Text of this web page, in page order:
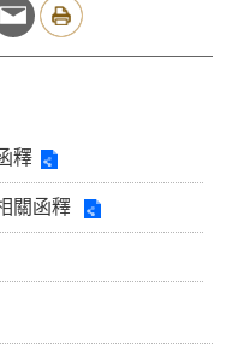
釋
關函釋